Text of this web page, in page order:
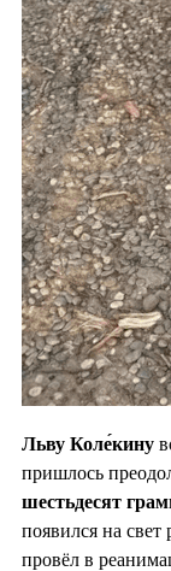
Льву Коле́кину
пришлось
шестьдесят
появился на
провёл в